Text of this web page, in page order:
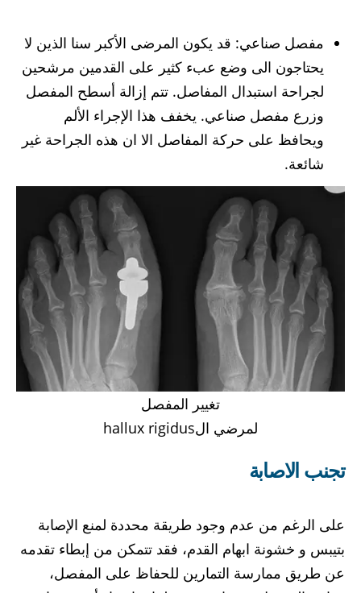
مفصل صناعي: قد يكون المرضى الأكبر سنا الذين لا
يحتاجون الى وضع عبء كثير على القدمين مرشحين
لجراحة استبدال المفاصل. تتم إزالة أسطح المفصل
وزرع مفصل صناعي. يخفف هذا الإجراء الألم
ويحافظ على حركة المفاصل الا ان هذه الجراحة غير
شائعة.
تغيير المفصل
لمرضي الhallux rigidus
تجنب الاصابة
على الرغم من عدم وجود طريقة محددة لمنع الإصابة
بتيبس و خشونة ابهام القدم، فقد تتمكن من إبطاء تقدمه
عن طريق ممارسة التمارين للحفاظ على المفصل،